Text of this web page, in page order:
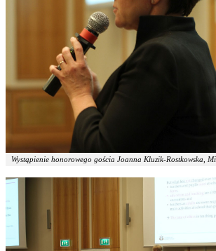
Wystąpienie honorowego gościa Joanna Kluzik-Rostkowska,